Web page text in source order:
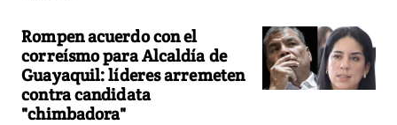
Rompen acuerdo con el
correísmo para Alcaldía de
Guayaquil: líderes arremeten
contra candidata
"chimbadora"